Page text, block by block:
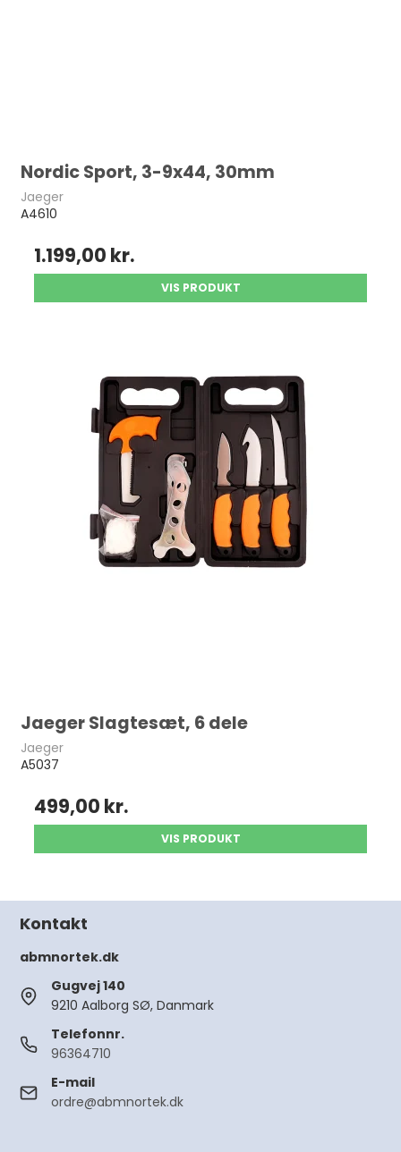
Nordic Sport, 3-9x44, 30mm
Jaeger
A4610
1.199,00 kr.
VIS PRODUKT
Jaeger Slagtesæt, 6 dele
Jaeger
A5037
499,00 kr.
VIS PRODUKT
Kontakt
abmnortek.dk
Gugvej 140
9210 Aalborg SØ, Danmark
Telefonnr.
96364710
E-mail
ordre@abmnortek.dk